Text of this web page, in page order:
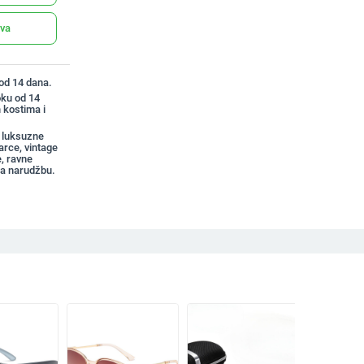
14 dana.
od 14
kostima i
luksuzne
vintage
ravne
narudžbu.